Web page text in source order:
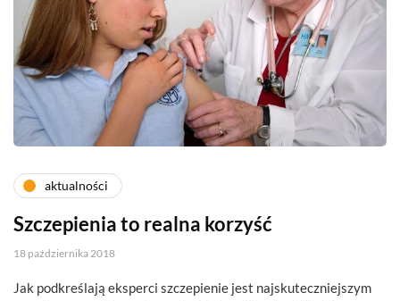
aktualności
Szczepienia to realna korzyść
18 października 2018
Jak podkreślają eksperci szczepienie jest najskuteczniejszym